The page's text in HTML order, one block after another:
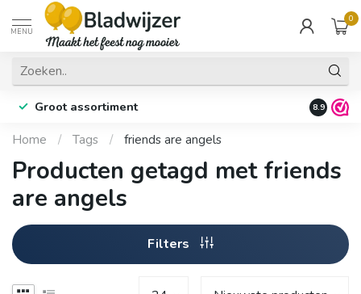
MENU
0
Groot assortiment Fysieke
8.9
Home / Tags / friends are angels
Producten getagd met friends
are angels
Filters